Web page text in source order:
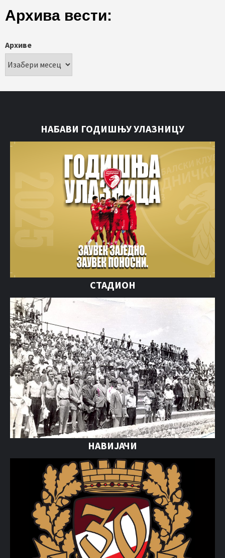
Архива вести:
Архиве
НАБАВИ ГОДИШЊУ УЛАЗНИЦУ
СТАДИОН
НАВИЈАЧИ